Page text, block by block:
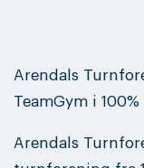
Arendals
TeamGym i
Arendals